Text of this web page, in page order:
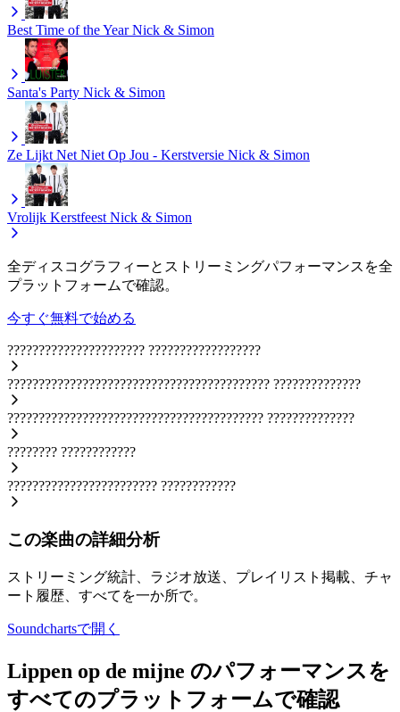
Best Time of the Year Nick & Simon
Santa's Party Nick & Simon
Ze Lijkt Net Niet Op Jou - Kerstversie Nick & Simon
Vrolijk Kerstfeest Nick & Simon
全ディスコグラフィーとストリーミングパフォーマンスを全
プラットフォームで確認。
今すぐ無料で始める
?????????????????????? ??????????????????
?????????????????????????????????????????? ??????????????
????????????????????????????????????????? ??????????????
???????? ????????????
???????????????????????? ????????????
この楽曲の詳細分析
ストリーミング統計、ラジオ放送、プレイリスト掲載、チャ
ート履歴、すべてを一か所で。
Soundchartsで開く
Lippen op de mijne のパフォーマンスを
すべてのプラットフォームで確認